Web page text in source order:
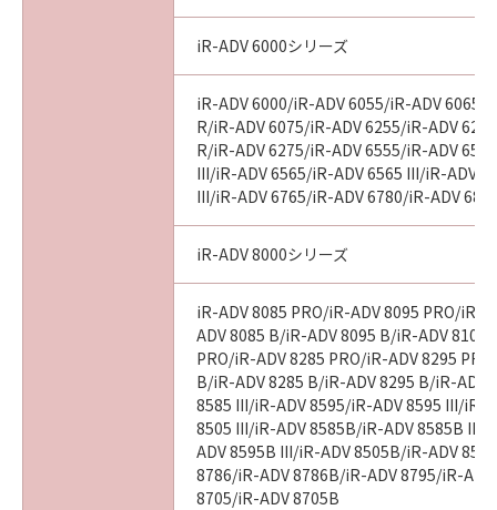
iR-ADV 6000シリーズ
iR-ADV 6000/iR-ADV 6055/iR-ADV 6065/
R/iR-ADV 6075/iR-ADV 6255/iR-ADV
R/iR-ADV 6275/iR-ADV 6555/iR-ADV
III/iR-ADV 6565/iR-ADV 6565 III/iR-ADV
III/iR-ADV 6765/iR-ADV 6780/iR-ADV
iR-ADV 8000シリーズ
iR-ADV 8085 PRO/iR-ADV 8095 PRO/iR-
ADV 8085 B/iR-ADV 8095 B/iR-ADV 8105
PRO/iR-ADV 8285 PRO/iR-ADV 8295
B/iR-ADV 8285 B/iR-ADV 8295 B/iR-ADV
8585 III/iR-ADV 8595/iR-ADV 8595 III/iR-
8505 III/iR-ADV 8585B/iR-ADV 8585B III/
ADV 8595B III/iR-ADV 8505B/iR-ADV
8786/iR-ADV 8786B/iR-ADV 8795/iR-
8705/iR-ADV 8705B